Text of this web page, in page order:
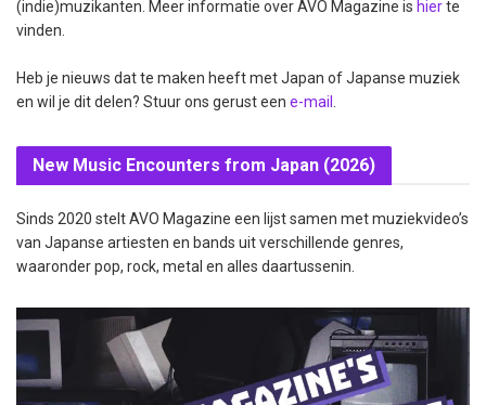
(indie)muzikanten. Meer informatie over AVO Magazine is hierte
vinden.
Heb je nieuws dat te maken heeft met Japan of Japanse muziek
en wil je dit delen? Stuur ons gerust een e-mail .
New Music Encounters from Japan (2026)
Sinds 2020 stelt AVO Magazine een lijst samen met muziekvideo’s
van Japanse artiesten en bands uit verschillende genres,
waaronder pop, rock, metal en alles daartussenin.